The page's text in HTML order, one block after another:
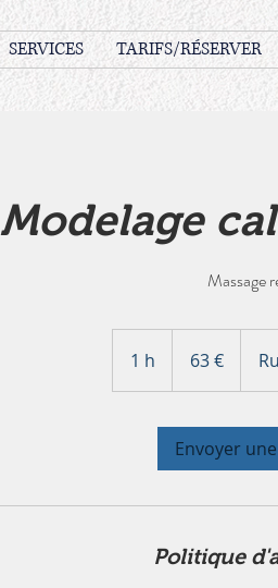
SERVICES TARIFS/RÉSERVER
Modelage
Massage
1 h 63 €
Envoyer
Politique